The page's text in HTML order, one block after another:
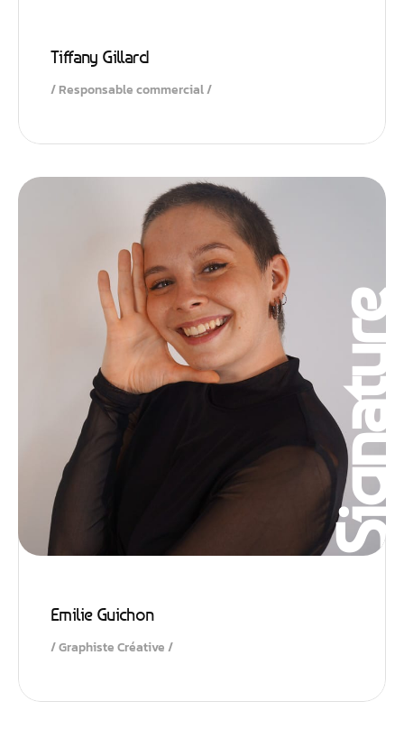
Tiffany Gillard
Responsable commercial
Emilie Guichon
Graphiste Créative